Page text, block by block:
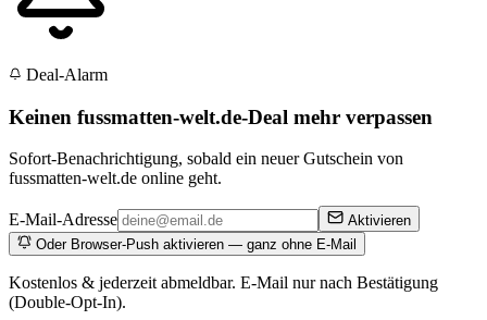
Deal-Alarm
Keinen fussmatten-welt.de-Deal mehr verpassen
Sofort-Benachrichtigung, sobald ein neuer Gutschein von
fussmatten-welt.de online geht.
E-Mail-Adresse
Aktivieren
Oder Browser-Push aktivieren — ganz ohne E-Mail
Kostenlos & jederzeit abmeldbar. E-Mail nur nach Bestätigung
(Double-Opt-In).